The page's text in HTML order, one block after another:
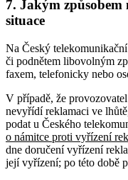
7. Jakým způsobem
situace
Na Český
či podnětem libovolným
faxem, telefonicky nebo
V případě, že
nevyřídí reklamaci ve
podat u Českého
o námitce proti vyřízení
dne doručení vyřízení
její vyřízení; po této době